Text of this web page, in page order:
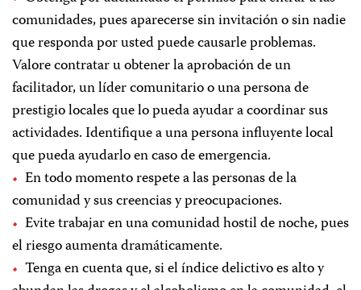
comunidades, pues aparecerse sin invitación o sin nadie
que responda por usted puede causarle problemas.
Valore contratar u obtener la aprobación de un
facilitador, un líder comunitario o una persona de
prestigio locales que lo pueda ayudar a coordinar sus
actividades. Identifique a una persona influyente local
que pueda ayudarlo en caso de emergencia.
En todo momento respete a las personas de la
comunidad y sus creencias y preocupaciones.
Evite trabajar en una comunidad hostil de noche, pues
el riesgo aumenta dramáticamente.
Tenga en cuenta que, si el índice delictivo es alto y